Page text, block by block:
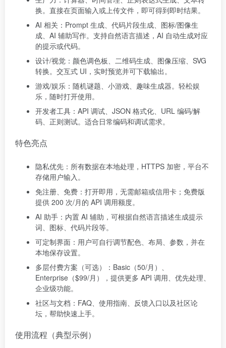
换。直接在页面输入或上传文件，即可得到即时结果。
AI 相关：Prompt 生成、代码片段生成、图标/图像生
成、AI 辅助写作。支持自然语言描述，AI 自动生成对应
的提示或代码。
设计/视觉：颜色调色板、二维码生成、图像压缩、SVG
转换。交互式 UI，实时预览并可下载输出。
游戏/娱乐：随机谜题、小游戏、趣味生成器。轻松娱
乐，随时打开使用。
开发者工具：API 调试、JSON 格式化、URL 编码/解
码、正则测试。适合日常编码和调试需求。
特色亮点
隐私优先：所有数据在本地处理，HTTPS 加密，平台不
存储用户输入。
免注册、免费：打开即用，无需邮箱或信用卡；免费版
提供 200 次/月的 API 调用额度。
AI 助手：内置 AI 辅助，可根据自然语言描述生成提示
词、图标、代码片段等。
可定制界面：用户可自行调节配色、布局、参数，并在
本地保存设置。
多层付费方案（可选）‍：Basic（50/月）、
Enterprise（$99/月），提供更多 API 调用、优先处理、
企业级功能。
社区与文档：FAQ、使用指南、反馈入口以及社区论
坛，帮助快速上手。
使用流程（典型示例）